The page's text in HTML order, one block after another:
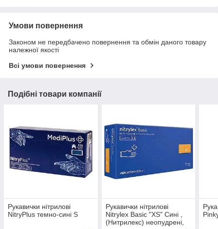
Умови повернення
Законом не передбачено повернення та обмін даного товару
належної якості
Всі умови повернення
Подібні товари компанії
Рукавички нітрилові
NitryPlus темно-сині S
Рукавички нітрилові
Nitrylex Basic "XS" Сині ,
(Нитрилекс) неопудрені,